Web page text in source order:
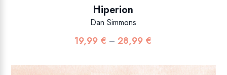
Hiperion
Dan Simmons
19,99 € – 28,99 €
od